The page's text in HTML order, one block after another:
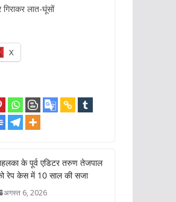
लात-घूंसों
X
के पूर्व एडिटर तरुण तेजपाल
रेप केस में 10 साल की सजा
अगस्त 6, 2026